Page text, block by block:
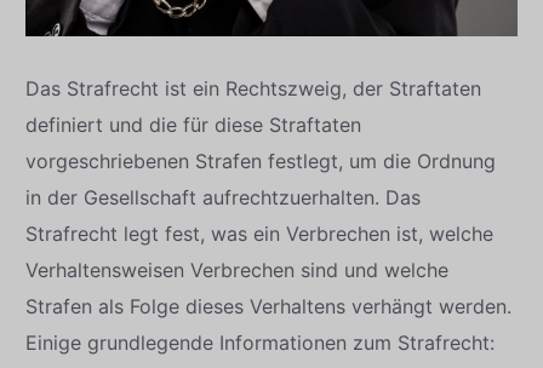
Das Strafrecht ist ein Rechtszweig, der Straftaten
definiert und die für diese Straftaten
vorgeschriebenen Strafen festlegt, um die Ordnung
in der Gesellschaft aufrechtzuerhalten. Das
Strafrecht legt fest, was ein Verbrechen ist, welche
Verhaltensweisen Verbrechen sind und welche
Strafen als Folge dieses Verhaltens verhängt werden.
Einige grundlegende Informationen zum Strafrecht: